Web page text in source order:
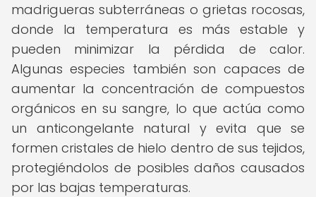
madrigueras subterráneas o grietas rocosas,
donde la temperatura es más estable y
pueden minimizar la pérdida de calor.
Algunas especies también son capaces de
aumentar la concentración de compuestos
orgánicos en su sangre, lo que actúa como
un anticongelante natural y evita que se
formen cristales de hielo dentro de sus tejidos,
protegiéndolos de posibles daños causados
por las bajas temperaturas.